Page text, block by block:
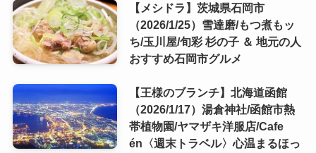
【メシドラ】茨城県石岡市
（2026/1/25）雪達磨/もつ煮もッ
ち/玉川屋/旬彩 杉の子 ＆ 地元の人
おすすめ石岡市グルメ
【王様のブランチ】北海道函館
（2026/1/17）湯倉神社/函館市熱
帯植物園/ヤマザキ洋服店/Cafe
én〈週末トラベル〉心温まるほっ